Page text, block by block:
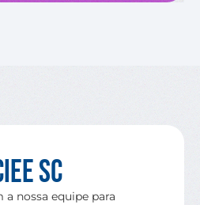
SC
nossa equipe para